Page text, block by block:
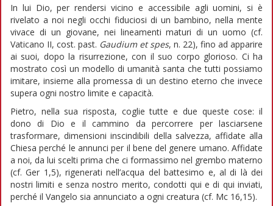
In lui Dio, per rendersi vicino e accessibile agli uomini, si è
rivelato a noi negli occhi fiduciosi di un bambino, nella mente
vivace di un giovane, nei lineamenti maturi di un uomo (cf.
Vaticano II, cost. past. Gaudium et spes, n. 22), fino ad apparire
ai suoi, dopo la risurrezione, con il suo corpo glorioso. Ci ha
mostrato così un modello di umanità santa che tutti possiamo
imitare, insieme alla promessa di un destino eterno che invece
supera ogni nostro limite e capacità.
Pietro, nella sua risposta, coglie tutte e due queste cose: il
dono di Dio e il cammino da percorrere per lasciarsene
trasformare, dimensioni inscindibili della salvezza, affidate alla
Chiesa perché le annunci per il bene del genere umano. Affidate
a noi, da lui scelti prima che ci formassimo nel grembo materno
(cf. Ger 1,5), rigenerati nell’acqua del battesimo e, al di là dei
nostri limiti e senza nostro merito, condotti qui e di qui inviati,
perché il Vangelo sia annunciato a ogni creatura (cf. Mc 16,15).